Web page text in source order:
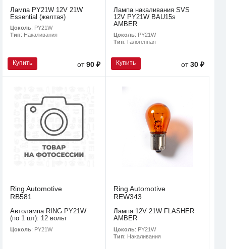
Лампа PY21W 12V 21W
Essential (желтая)
Цоколь: PY21W
Тип: Накаливания
Купить от90 ₽
Лампа накаливания SVS
12V PY21W BAU15s
AMBER
Цоколь: PY21W
Тип: Галогенная
Купить от30 ₽
Ring Automotive
RB581
Автолампа RING PY21W
(по 1 шт): 12 вольт
Цоколь: PY21W
Ring Automotive
REW343
Лампа 12V 21W FLASHER
AMBER
Цоколь: PY21W
Тип: Накаливания